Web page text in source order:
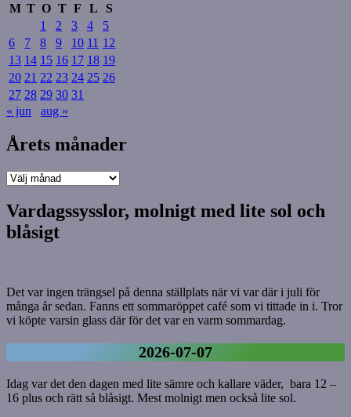
M T O T F L
S
1
2 3 4
5
6
7 8 9 10 11 12
13 14 15 16 17 18 19
20 21 22 23 24 25 26
27 28 29 30 31
« jun
aug »
Årets månader
Årets
Vardagssysslor, molnigt med lite sol och
blåsigt
Det var ingen trängsel på denna ställplats när vi var där i juli för
många år sedan. Fanns ett sommaröppet café som vi tittade in i. Tror
vi köpte varsin glass där för det var en varm sommardag.
2026-07-07
Idag var det den dagen med lite sämre och kallare väder, bara 12 –
16 plus och rätt så blåsigt. Mest molnigt men också lite sol.